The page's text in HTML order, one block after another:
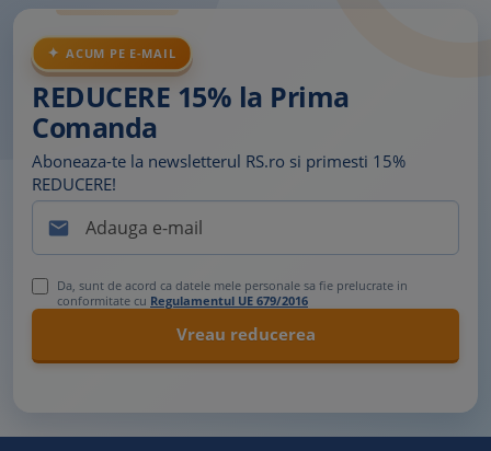
ACUM PE E-MAIL
REDUCERE 15% la Prima
Comanda
Aboneaza-te la newsletterul RS.ro si primesti 15%
REDUCERE!

Da, sunt de acord ca datele mele personale sa fie prelucrate in
conformitate cu Regulamentul UE 679/2016